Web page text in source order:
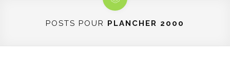
POSTS POUR PLANCHER 2000